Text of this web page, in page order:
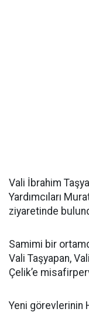
Vali İbrahim
Yardımcıları
ziyaretinde
Samimi bir
Vali Taşyapan,
Çelik’e
Yeni görevlerinin